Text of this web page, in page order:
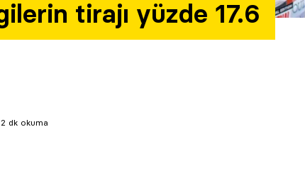
tirajı yüzde 17.6
2 dk okuma